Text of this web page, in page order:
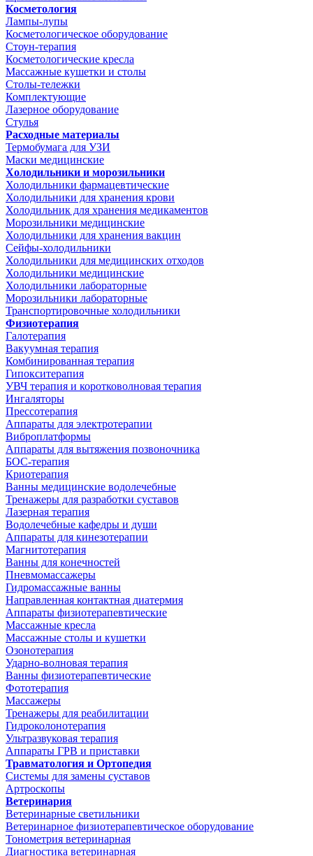
Косметология
Лампы-лупы
Косметологическое оборудование
Стоун-терапия
Косметологические кресла
Массажные кушетки и столы
Столы-тележки
Комплектующие
Лазерное оборудование
Стулья
Расходные материалы
Термобумага для УЗИ
Маски медицинские
Холодильники и морозильники
Холодильники фармацевтические
Холодильники для хранения крови
Холодильник для хранения медикаментов
Морозильники медицинские
Холодильники для хранения вакцин
Сейфы-холодильники
Холодильники для медицинских отходов
Холодильники медицинские
Холодильники лабораторные
Морозильники лабораторные
Транспортировочные холодильники
Физиотерапия
Галотерапия
Вакуумная терапия
Комбинированная терапия
Гипокситерапия
УВЧ терапия и коротковолновая терапия
Ингаляторы
Прессотерапия
Аппараты для электротерапии
Виброплатформы
Аппараты для вытяжения позвоночника
БОС-терапия
Криотерапия
Ванны медицинские водолечебные
Тренажеры для разработки суставов
Лазерная терапия
Водолечебные кафедры и души
Аппараты для кинезотерапии
Магнитотерапия
Ванны для конечностей
Пневмомассажеры
Гидромассажные ванны
Направленная контактная диатермия
Аппараты физиотерапевтические
Массажные кресла
Массажные столы и кушетки
Озонотерапия
Ударно-волновая терапия
Ванны физиотерапевтические
Фототерапия
Массажеры
Тренажеры для реабилитации
Гидроколонотерапия
Ультразвуковая терапия
Аппараты ГРВ и приставки
Травматология и Ортопедия
Системы для замены суставов
Артроскопы
Ветеринария
Ветеринарные светильники
Ветеринарное физиотерапевтическое оборудование
Тонометрия ветеринарная
Диагностика ветеринарная